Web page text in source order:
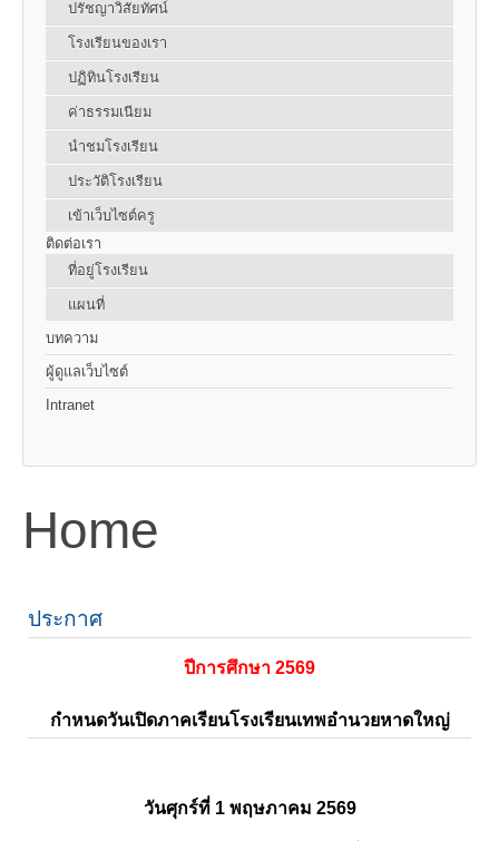
ปรัชญาวิสัยทัศน์
โรงเรียนของเรา
ปฏิทินโรงเรียน
ค่าธรรมเนียม
นำชมโรงเรียน
ประวัติโรงเรียน
เข้าเว็บไซต์ครู
ติดต่อเรา
ที่อยู่โรงเรียน
แผนที่
บทความ
ผู้ดูแลเว็บไซต์
Intranet
Home
ประกาศ
ปีการศึกษา 2569
กำหนดวันเปิดภาคเรียนโรงเรียนเทพอำนวยหาดใหญ่
วันศุกร์ที่ 1 พฤษภาคม 2569